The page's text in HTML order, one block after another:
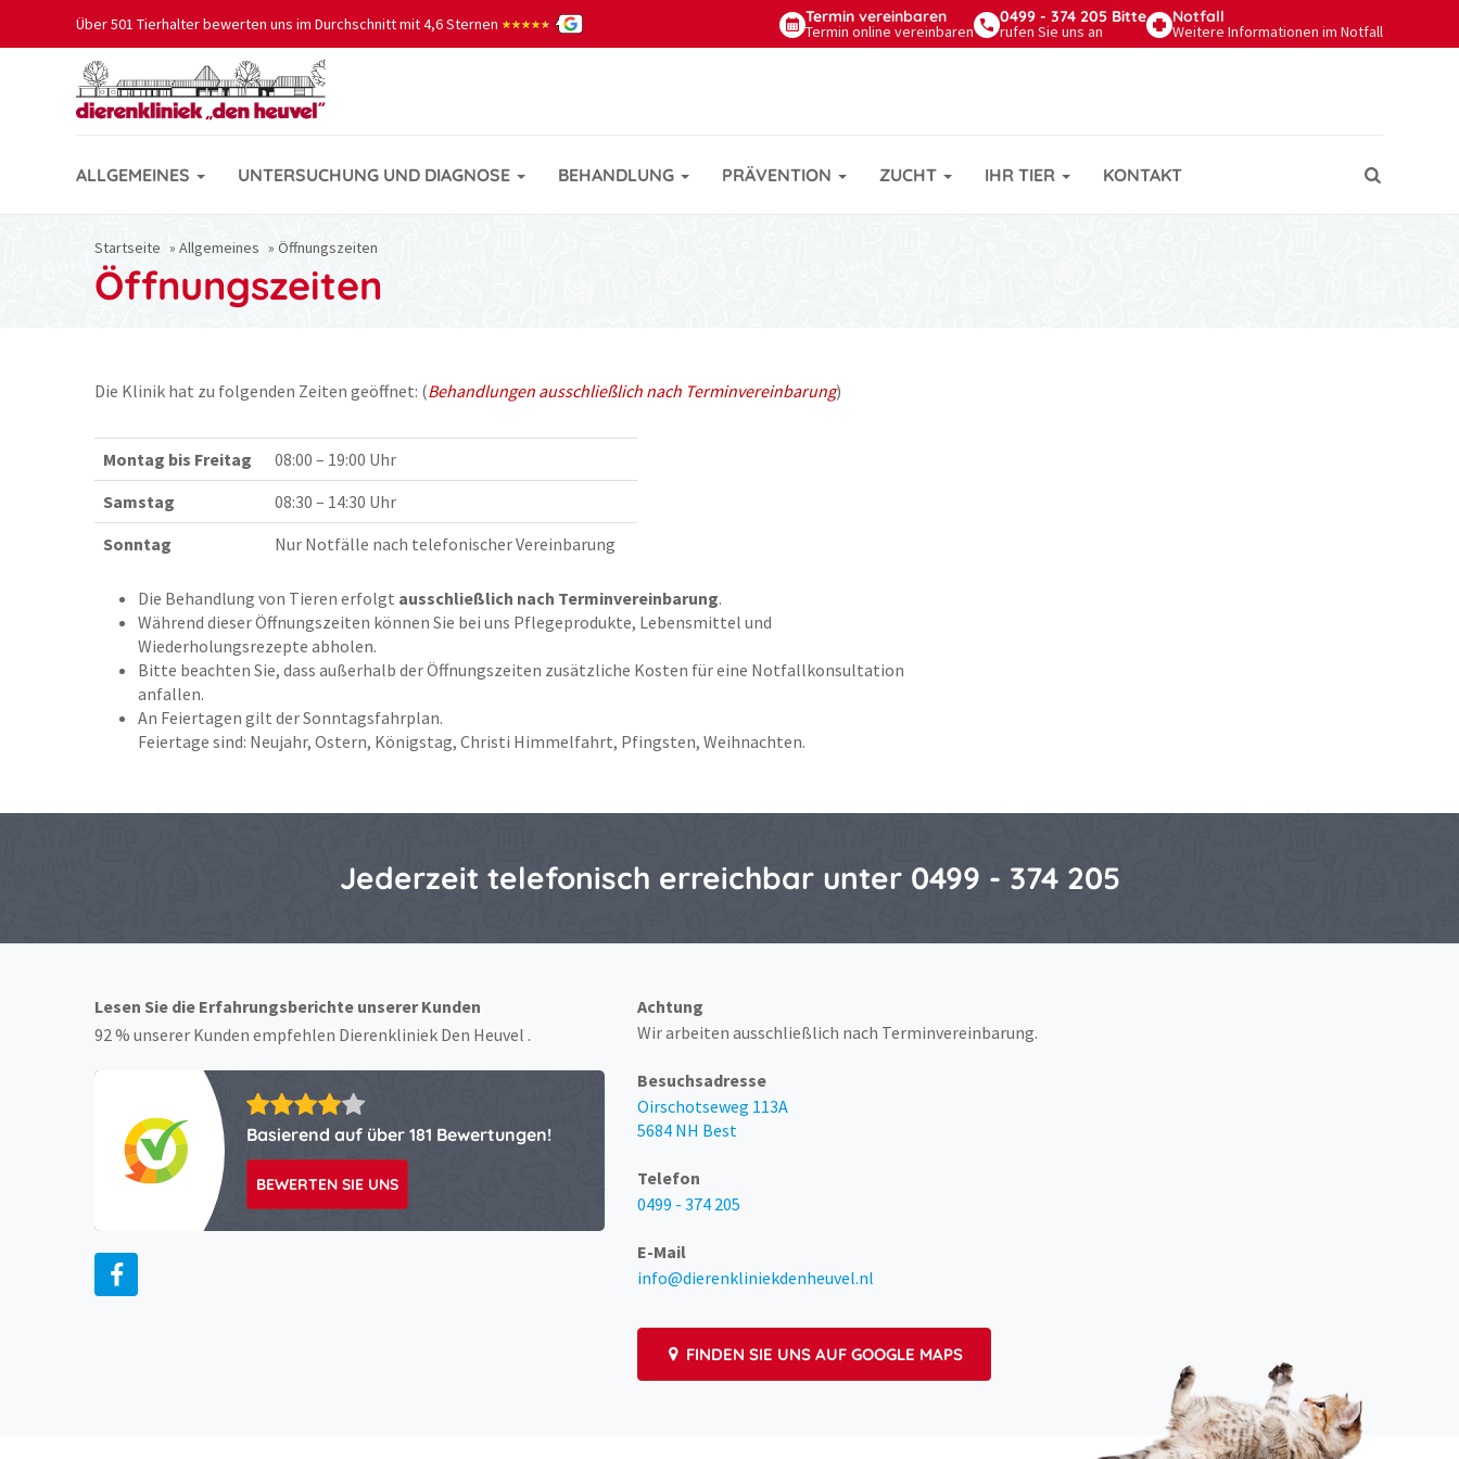
Über 501 Tierhalter bewerten uns im Durchschnitt mit 4,6 Sternen ★★★★★
★★★★★ Termin vereinbaren
Termin online vereinbaren
0499 - 374 205 Bitte
rufen Sie uns an
Notfall
Weitere Informationen im Notfall
ALLGEMEINES UNTERSUCHUNG UND DIAGNOSE BEHANDLUNG PRÄVENTION ZUCHT IHR TIER KONTAKT
Startseite » Allgemeines » Öffnungszeiten
Öffnungszeiten
Die Klinik hat zu folgenden Zeiten geöffnet: (Behandlungen ausschließlich nach Terminvereinbarung)
Montag bis Freitag
08:00 – 19:00 Uhr
Samstag
08:30 – 14:30 Uhr
Sonntag
Nur Notfälle nach telefonischer Vereinbarung
Die Behandlung von Tieren erfolgt ausschließlich nach Terminvereinbarung.
Während dieser Öffnungszeiten können Sie bei uns Pflegeprodukte, Lebensmittel und
Wiederholungsrezepte abholen.
Bitte beachten Sie, dass außerhalb der Öffnungszeiten zusätzliche Kosten für eine Notfallkonsultation
anfallen.
An Feiertagen gilt der Sonntagsfahrplan.
Feiertage sind: Neujahr, Ostern, Königstag, Christi Himmelfahrt, Pfingsten, Weihnachten.
Jederzeit telefonisch erreichbar unter 0499 - 374 205
Achtung
Wir arbeiten ausschließlich nach Terminvereinbarung.
Besuchsadresse
Oirschotseweg 113A
5684 NH Best
Telefon
0499 - 374 205
E-Mail
info@dierenkliniekdenheuvel.nl
FINDEN SIE UNS AUF GOOGLE MAPS
Lesen Sie die Erfahrungsberichte unserer Kunden
92 % unserer Kunden empfehlen Dierenkliniek Den Heuvel .
Basierend auf über 181 Bewertungen!
BEWERTEN SIE UNS